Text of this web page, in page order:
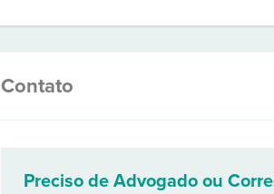
Contato
Preciso de Advogado ou